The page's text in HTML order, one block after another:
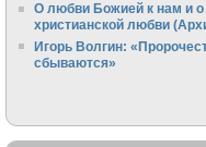
О любви Божией к нам и о
христианской любви
Игорь Волгин:
сбываются»